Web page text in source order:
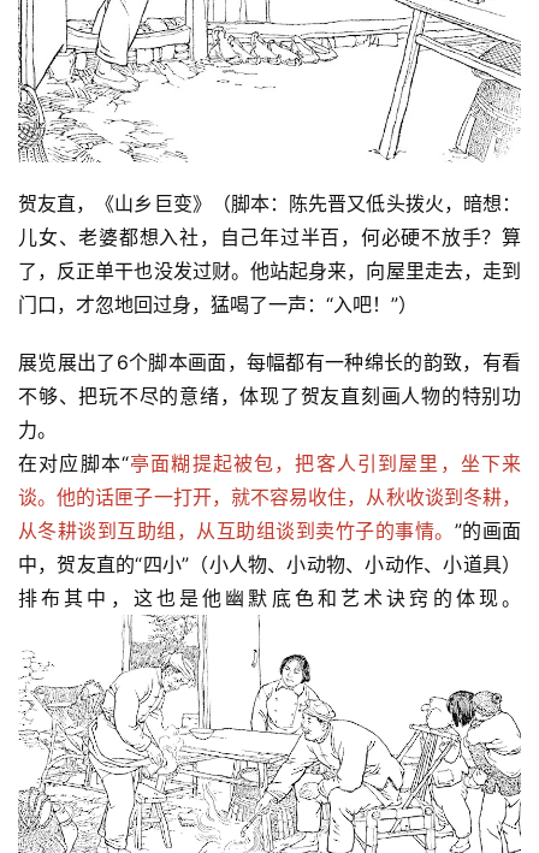
首
页
坛
快
讯
法
征
稿
学
术
究
书
欣
赏
砚
边
贺友直，《山乡巨变》（脚本：陈先晋又低头拨火，暗想：
儿女、老婆都想入社，自己年过半百，何必硬不放手？算
了，反正单干也没发过财。他站起身来，向屋里走去，走到
门口，才忽地回过身，猛喝了一声：“入吧！”）
展览展出了6个脚本画面，每幅都有一种绵长的韵致，有看
不够、把玩不尽的意绪，体现了贺友直刻画人物的特别功
力。
在对应脚本“亭面糊提起被包，把客人引到屋里，坐下来
谈。他的话匣子一打开，就不容易收住，从秋收谈到冬耕，
从冬耕谈到互助组，从互助组谈到卖竹子的事情。 ”的画面
中，贺友直的“四小”（小人物、小动物、小动作、小道具）
排布其中，这也是他幽默底色和艺术诀窍的体现。